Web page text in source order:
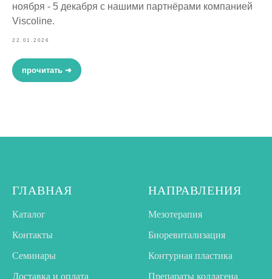
ноября - 5 декабря с нашими партнёрами компанией
Viscoline.
22.01.2026
прочитать ➜
ГЛАВНАЯ
Каталог
Контакты
Семинары
Доставка и оплата
НАПРАВЛЕНИЯ
Мезотерапия
Биоревитализация
Контурная пластика
Препараты коллагена